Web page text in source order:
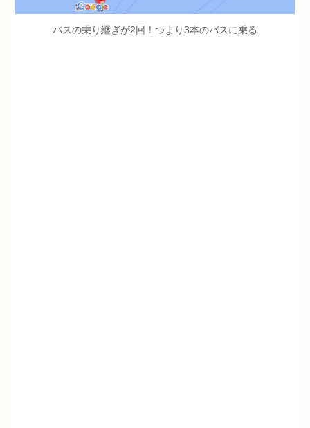
バスの乗り継ぎが2回！つまり3本のバスに乗る